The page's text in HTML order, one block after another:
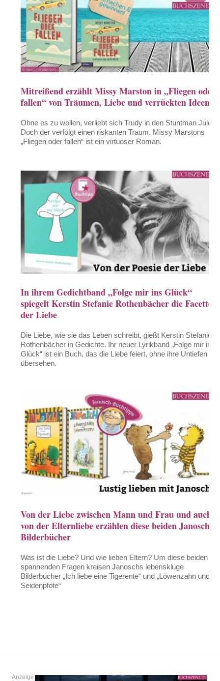
Mitreißend erzählt Missy Marston in „Fliegen oder
fallen“ von Träumen, Liebe und verrückten Ideen
Ohne es zu wollen, verliebt sich Trudy in den Stuntman Jules.
Doch der verfolgt einen riskanten Traum. Missy Marstons
„Fliegen oder fallen“ ist ein virtuoser Roman.
In ihrem Gedichtband „Folge mir ins Glück“
spiegelt Kerstin Stefanie Rothenbächer die Facetten
der Liebe
Die Liebe, wie sie das Leben schreibt, gießt Kerstin Stefanie
Rothenbächer in Gedichte. Ihr neuer Lyrikband „Folge mir ins
Glück“ ist ein Buch, das die Liebe feiert, ohne ihre Untiefen zu
übersehen.
Von der Liebe zwischen Mann und Frau und auch
von der Elternliebe erzählen diese beiden Janosch-
Bilderbücher
Was ist die Liebe? Und wie lieben Eltern? Um diese beiden
spannenden Fragen kreisen Janoschs lebenskluge
Bilderbücher „Ich liebe eine Tigerente“ und „Löwenzahn und
Seidenpfote“